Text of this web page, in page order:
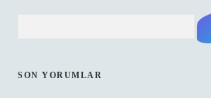
SON YORUMLAR